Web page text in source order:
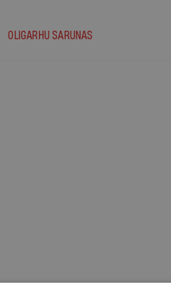
OLIGARHU SARUNAS